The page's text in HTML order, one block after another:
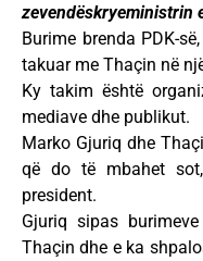
zevendëskryeministrin
Burime brenda PDK-
takuar me Thaçin në
Ky takim është
mediave dhe publikut.
Marko Gjuriq dhe
që do të mbahet
president.
Gjuriq sipas
Thaçin dhe e ka